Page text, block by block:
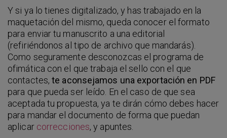
Y si ya lo tienes digitalizado, y has trabajado en la
maquetación del mismo, queda conocer el formato
para enviar tu manuscrito a una editorial
(refiriéndonos al tipo de archivo que mandarás).
Como seguramente desconozcas el programa de
ofimática con el que trabaja el sello con el que
contactes,te aconsejamos una exportación en PDF
para que pueda ser leído. En el caso de que sea
aceptada tu propuesta, ya te dirán cómo debes hacer
para mandar el documento de forma que puedan
aplicar correcciones, y apuntes.